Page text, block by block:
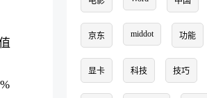
京东 middot 功能
显卡 科技 技巧